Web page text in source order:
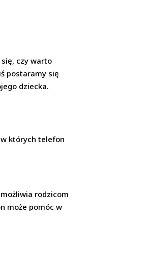
się, czy warto
postaramy się
dziecka.
których telefon
rodzicom
może pomóc w